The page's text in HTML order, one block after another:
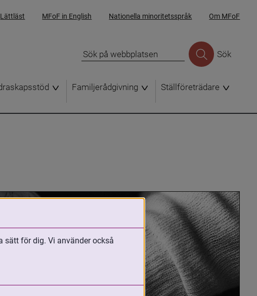
Lättläst MFoF in English Nationella minoritetsspråk Om MFoF
Sök
Familjerådgivning Ställföreträdare
sätt för dig. Vi använder också